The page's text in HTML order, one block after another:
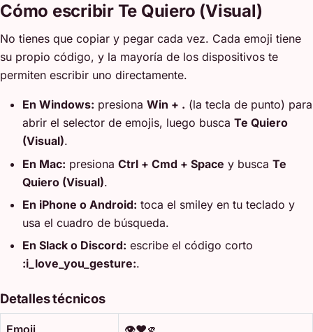
Cómo escribir Te Quiero (Visual)
No tienes que copiar y pegar cada vez. Cada emoji tiene
su propio código, y la mayoría de los dispositivos te
permiten escribir uno directamente.
En Windows: presiona Win + . (la tecla de punto) para
abrir el selector de emojis, luego busca Te Quiero
(Visual).
En Mac: presiona Ctrl + Cmd + Space y busca Te
Quiero (Visual).
En iPhone o Android: toca el smiley en tu teclado y
usa el cuadro de búsqueda.
En Slack o Discord: escribe el código corto
:i_love_you_gesture:.
Detalles técnicos
Emoji 👁️❤️🫵